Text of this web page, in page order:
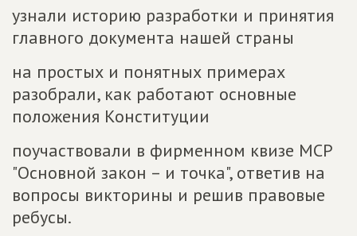
узнали историю разработки и принятия
главного документа нашей страны
на простых и понятных примерах
разобрали, как работают основные
положения Конституции
поучаствовали в фирменном квизе МСР
"Основной закон – и точка", ответив на
вопросы викторины и решив правовые
ребусы.